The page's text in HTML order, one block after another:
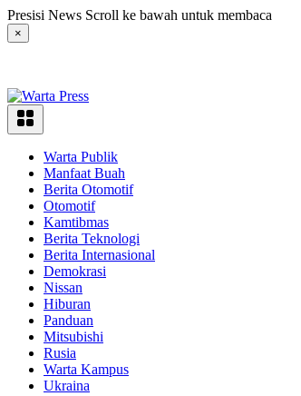
Langsung
ke
konten
Presisi News Scroll ke bawah untuk membaca
×
Warta Publik
Manfaat Buah
Berita Otomotif
Otomotif
Kamtibmas
Berita Teknologi
Berita Internasional
Demokrasi
Nissan
Hiburan
Panduan
Mitsubishi
Rusia
Warta Kampus
Ukraina